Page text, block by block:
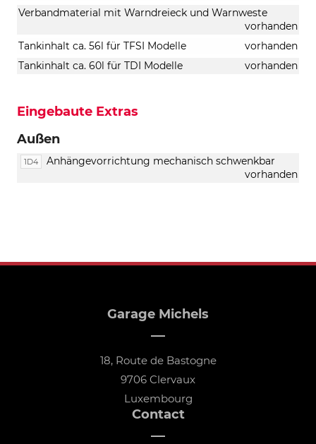
17)
Verbindung
mit
TDI-
Verbandmaterial mit Warndreieck und Warnweste
vorhanden
Tankinhalt ca. 56l für TFSI Modelle
vorhanden
Tankinhalt ca. 60l für TDI Modelle
vorhanden
Eingebaute Extras
Außen
1D4
Anhängevorrichtung mechanisch schwenkbar
vorhanden
Garage Michels
18, Route de Bastogne
9706 Clervaux
Luxembourg
Contact